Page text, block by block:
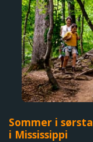
Sommer i
i Mississippi